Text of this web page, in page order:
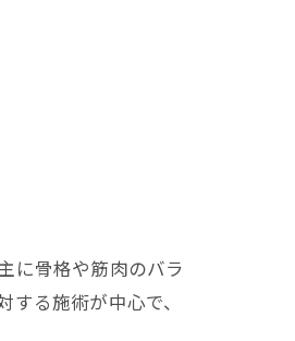
に骨格や筋肉のバラ
る施術が中心で、